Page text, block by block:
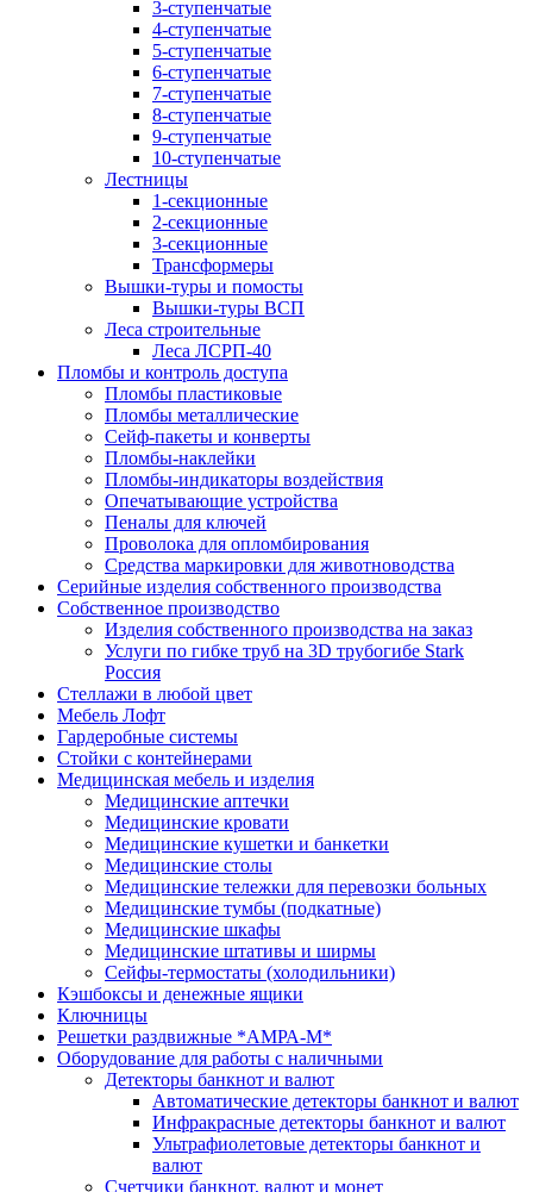
3-ступенчатые
4-ступенчатые
5-ступенчатые
6-ступенчатые
7-ступенчатые
8-ступенчатые
9-ступенчатые
10-ступенчатые
Лестницы
1-секционные
2-секционные
3-секционные
Трансформеры
Вышки-туры и помосты
Вышки-туры ВСП
Леса строительные
Леса ЛСРП-40
Пломбы и контроль доступа
Пломбы пластиковые
Пломбы металлические
Сейф-пакеты и конверты
Пломбы-наклейки
Пломбы-индикаторы воздействия
Опечатывающие устройства
Пеналы для ключей
Проволока для опломбирования
Средства маркировки для животноводства
Серийные изделия собственного производства
Собственное производство
Изделия собственного производства на заказ
Услуги по гибке труб на 3D трубогибе Stark
Россия
Стеллажи в любой цвет
Мебель Лофт
Гардеробные системы
Стойки с контейнерами
Медицинская мебель и изделия
Медицинские аптечки
Медицинские кровати
Медицинские кушетки и банкетки
Медицинские столы
Медицинские тележки для перевозки больных
Медицинские тумбы (подкатные)
Медицинские шкафы
Медицинские штативы и ширмы
Сейфы-термостаты (холодильники)
Кэшбоксы и денежные ящики
Ключницы
Решетки раздвижные *АМРА-М*
Оборудование для работы с наличными
Детекторы банкнот и валют
Автоматические детекторы банкнот и валют
Инфракрасные детекторы банкнот и валют
Ультрафиолетовые детекторы банкнот и
валют
Счетчики банкнот, валют и монет